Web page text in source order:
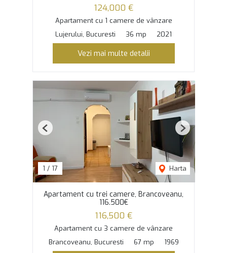
124,000 €
Apartament cu 1 camere de vânzare
Lujerului, Bucuresti
36 mp 2021
Vezi mai multe detalii
1 / 17 Harta
Previous Next
Apartament cu trei camere, Brancoveanu,
116.500€
116,500 €
Apartament cu 3 camere de vânzare
Brancoveanu, Bucuresti
67 mp 1969